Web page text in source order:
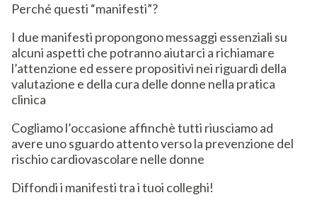
Perché questi “manifesti”?
I due manifesti propongono messaggi essenziali su
alcuni aspetti che potranno aiutarci a richiamare
l’attenzione ed essere propositivi nei riguardi della
valutazione e della cura delle donne nella pratica
clinica
Cogliamo l’occasione affinchè tutti riusciamo ad
avere uno sguardo attento verso la prevenzione del
rischio cardiovascolare nelle donne
Diffondi i manifesti tra i tuoi colleghi!